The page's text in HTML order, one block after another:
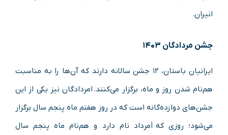
انیران.
جشن مردادگان ۱۴۰۳
ایرانیان باستان، ۱۲ جشن سالانه دارند که آن‌ها را به مناسبت
هم‌نام شدن روز و ماه، برگزار می‌کنند. امردادگان نیز یکی از این
جشن‌های دوازده‌گانه است که در روز هفتم ماه پنجم سال برگزار
می‌شود؛ روزی که اَمرداد نام دارد و هم‌نام ماه پنجم سال